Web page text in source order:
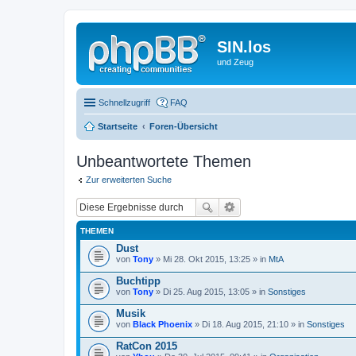
SIN.los
und Zeug
Schnellzugriff FAQ
Startseite Foren-Übersicht
Unbeantwortete Themen
Zur erweiterten Suche
THEMEN
Dust
von Tony » Mi 28. Okt 2015, 13:25 » in MtA
Buchtipp
von Tony » Di 25. Aug 2015, 13:05 » in Sonstiges
Musik
von Black Phoenix » Di 18. Aug 2015, 21:10 » in Sonstiges
RatCon 2015